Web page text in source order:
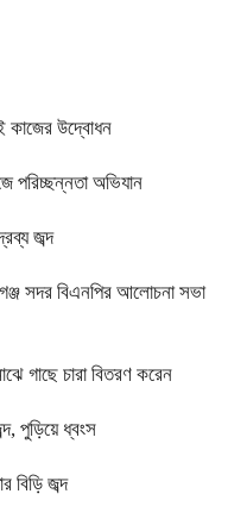
কাজের উদ্বোধন
পরিচ্ছন্নতা অভিযান
জব্দ
সদর বিএনপির আলোচনা সভা
গাছে চারা বিতরণ করেন
পুড়িয়ে ধ্বংস
বিড়ি জব্দ